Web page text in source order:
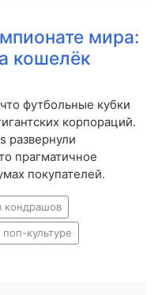
мира:
кошелёк
футбольные кубки
корпораций.
развернули
прагматичное
покупателей.
кондрашов
культуре